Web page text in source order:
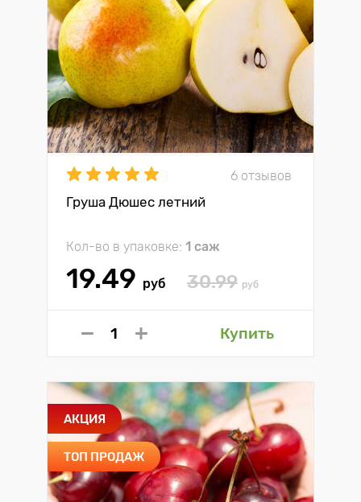
6 отзывов
Груша Дюшес летний
Кол-во в упаковке: 1 саж
19.49 руб 30.99 руб
Купить
АКЦИЯ
ТОП ПРОДАЖ